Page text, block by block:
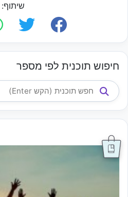
שיתוף:
חיפוש תוכנית לפי מספר